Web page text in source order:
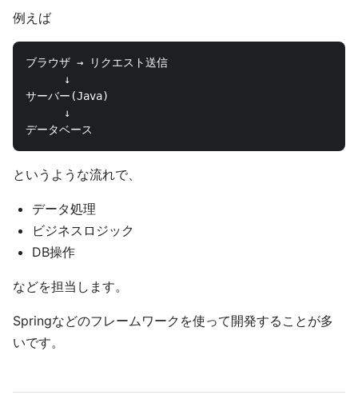
例えば
ブラウザ → リクエスト送信
      ↓
サーバー(Java)
      ↓
というような流れで、
データ処理
ビジネスロジック
DB操作
などを担当します。
Springなどのフレームワークを使って開発することが多
いです。